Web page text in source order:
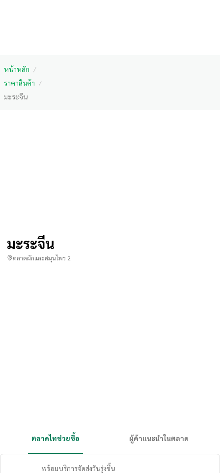
หน้าหลัก /
ราคาสินค้า /
มะระจีน
มะระจีน
ตลาดผักและสมุนไพร 2
ตลาดไทช่วยซื้อ ผู้ค้าแนะนำในตลาด
พร้อมบริการจัดส่งวันรุ่งขึ้น